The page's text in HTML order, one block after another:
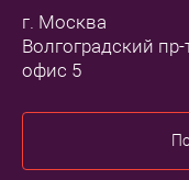
г. Москва
Волгоградский пр-
офис 5